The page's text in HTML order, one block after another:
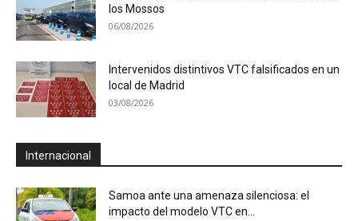
los Mossos
06/08/2026
Intervenidos distintivos VTC falsificados en un
local de Madrid
03/08/2026
Internacional
Samoa ante una amenaza silenciosa: el
impacto del modelo VTC en...